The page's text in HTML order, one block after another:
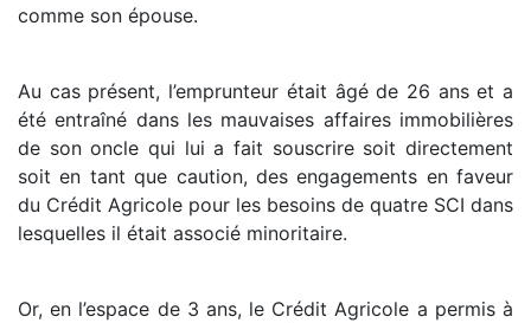
comme son épouse.
Au cas présent, l’emprunteur était âgé de 26 ans et a
été entraîné dans les mauvaises affaires immobilières
de son oncle qui lui a fait souscrire soit directement
soit en tant que caution, des engagements en faveur
du Crédit Agricole pour les besoins de quatre SCI dans
lesquelles il était associé minoritaire.
Or, en l’espace de 3 ans, le Crédit Agricole a permis à